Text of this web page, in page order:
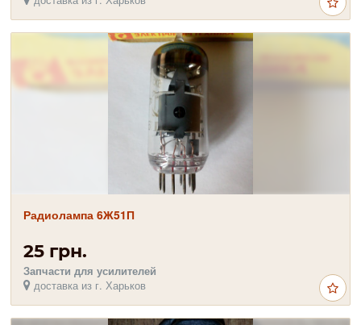
Радиолампа 6Ж51П
25 грн.
Запчасти для усилителей
доставка из г. Харьков